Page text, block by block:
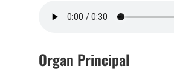
Organ Principal